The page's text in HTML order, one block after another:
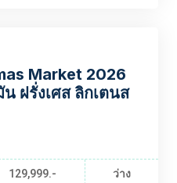
Market 2026
ฝรั่งเศส ลิกเตนส
129,999.-
ว่าง